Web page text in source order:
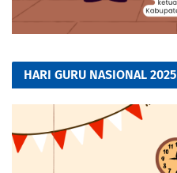
HARI GURU NASIONAL 2025